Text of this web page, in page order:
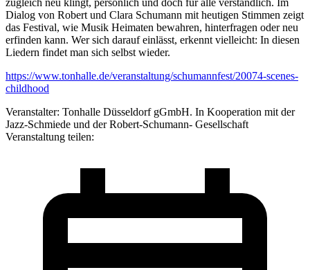
zugleich neu klingt, persönlich und doch für alle verständlich. Im
Dialog von Robert und Clara Schumann mit heutigen Stimmen zeigt
das Festival, wie Musik Heimaten bewahren, hinterfragen oder neu
erfinden kann. Wer sich darauf einlässt, erkennt vielleicht: In diesen
Liedern findet man sich selbst wieder.
https://www.tonhalle.de/veranstaltung/schumannfest/20074-scenes-
childhood
Veranstalter: Tonhalle Düsseldorf gGmbH. In Kooperation mit der
Jazz-Schmiede und der Robert-Schumann- Gesellschaft
Veranstaltung teilen: